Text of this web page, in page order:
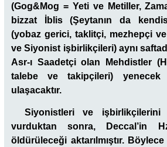
(Gog&Mog = Yeti ve Metiller,
bizzat İblis (Şeytanın da
(yobaz gerici, taklitçi, mezhepçi
ve Siyonist işbirlikçileri) aynı
Asr-ı Saadetçi olan Mehdistler
talebe ve takipçileri)
ulaşacaktır.
Siyonistleri ve işbirlikçilerini
vurduktan sonra, Deccal’in
öldürüleceği aktarılmıştır.